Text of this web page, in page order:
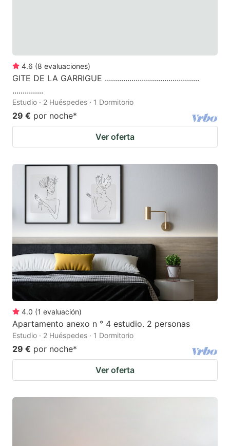
4.6 (8 evaluaciones)
GITE DE LA GARRIGUE ..............................................
...............
Estudio · 2 Huéspedes · 1 Dormitorio
29 € por noche*
Ver oferta
4.0 (1 evaluación)
Apartamento anexo n ° 4 estudio. 2 personas
Estudio · 2 Huéspedes · 1 Dormitorio
29 € por noche*
Ver oferta